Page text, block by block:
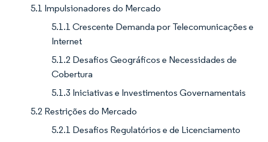
5.1 Impulsionadores do Mercado
5.1.1 Crescente Demanda por Telecomunicações e
Internet
5.1.2 Desafios Geográficos e Necessidades de
Cobertura
5.1.3 Iniciativas e Investimentos Governamentais
5.2 Restrições do Mercado
5.2.1 Desafios Regulatórios e de Licenciamento